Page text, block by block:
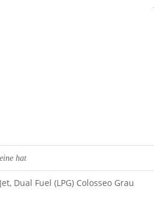
hat
Dual Fuel (LPG) Colosseo Grau